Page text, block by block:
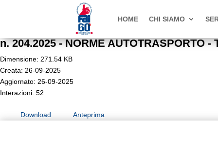
HOME CHI SIAMO
n. 204.2025 - NORME
Dimensione: 271.54 KB
Creata: 26-09-2025
Aggiornato: 26-09-2025
Interazioni: 52
Download Anteprima